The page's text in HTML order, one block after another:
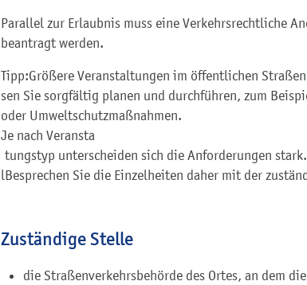
Parallel zur Erlaubnis muss eine Verkehrsrechtliche
beantragt werden.
Tipp:Größere Veranstaltungen im öffentlichen
sen Sie sorgfältig planen und durchführen, zum
oder Umweltschutzmaßnahmen.
Je nach Veransta
l
tungstyp unterscheiden sich die Anforderungen stark.
Besprechen Sie die Einzelheiten daher mit der
Zuständige Stelle
die Straßenverkehrsbehörde des Ortes, an dem